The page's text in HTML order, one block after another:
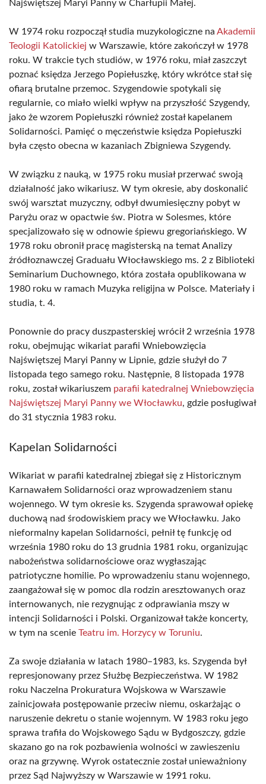
Najświętszej Maryi Panny w Charłupii Małej.
W 1974 roku rozpoczął studia muzykologiczne na Akademii
Teologii Katolickiej w Warszawie, które zakończył w 1978
roku. W trakcie tych studiów, w 1976 roku, miał zaszczyt
poznać księdza Jerzego Popiełuszkę, który wkrótce stał się
ofiarą brutalne przemoc. Szygendowie spotykali się
regularnie, co miało wielki wpływ na przyszłość Szygendy,
jako że wzorem Popiełuszki również został kapelanem
Solidarności. Pamięć o męczeństwie księdza Popiełuszki
była często obecna w kazaniach Zbigniewa Szygendy.
W związku z nauką, w 1975 roku musiał przerwać swoją
działalność jako wikariusz. W tym okresie, aby doskonalić
swój warsztat muzyczny, odbył dwumiesięczny pobyt w
Paryżu oraz w opactwie św. Piotra w Solesmes, które
specjalizowało się w odnowie śpiewu gregoriańskiego. W
1978 roku obronił pracę magisterską na temat Analizy
źródłoznawczej Graduału Włocławskiego ms. 2 z Biblioteki
Seminarium Duchownego, która została opublikowana w
1980 roku w ramach Muzyka religijna w Polsce. Materiały i
studia, t. 4.
Ponownie do pracy duszpasterskiej wrócił 2 września 1978
roku, obejmując wikariat parafii Wniebowzięcia
Najświętszej Maryi Panny w Lipnie, gdzie służył do 7
listopada tego samego roku. Następnie, 8 listopada 1978
roku, został wikariuszem parafii katedralnej Wniebowzięcia
Najświętszej Maryi Panny we Włocławku, gdzie posługiwał
do 31 stycznia 1983 roku.
Kapelan Solidarności
Wikariat w parafii katedralnej zbiegał się z Historicznym
Karnawałem Solidarności oraz wprowadzeniem stanu
wojennego. W tym okresie ks. Szygenda sprawował opiekę
duchową nad środowiskiem pracy we Włocławku. Jako
nieformalny kapelan Solidarności, pełnił tę funkcję od
września 1980 roku do 13 grudnia 1981 roku, organizując
nabożeństwa solidarnościowe oraz wygłaszając
patriotyczne homilie. Po wprowadzeniu stanu wojennego,
zaangażował się w pomoc dla rodzin aresztowanych oraz
internowanych, nie rezygnując z odprawiania mszy w
intencji Solidarności i Polski. Organizował także koncerty,
w tym na scenie Teatru im. Horzycy w Toruniu.
Za swoje działania w latach 1980–1983, ks. Szygenda był
represjonowany przez Służbę Bezpieczeństwa. W 1982
roku Naczelna Prokuratura Wojskowa w Warszawie
zainicjowała postępowanie przeciw niemu, oskarżając o
naruszenie dekretu o stanie wojennym. W 1983 roku jego
sprawa trafiła do Wojskowego Sądu w Bydgoszczy, gdzie
skazano go na rok pozbawienia wolności w zawieszeniu
oraz na grzywnę. Wyrok ostatecznie został unieważniony
przez Sąd Najwyższy w Warszawie w 1991 roku.